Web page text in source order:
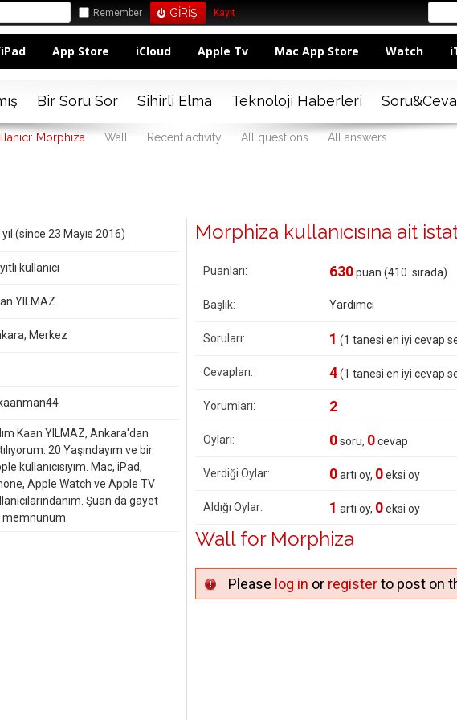
Remember Kayıt
App Store iCloud Apple Tv Mac App Store Watch
Bir Soru Sor Sihirli Elma Teknoloji Haberleri
Morphiza Wall Recent activity All questions All answers
yıl (since 23 Mayıs 2016)
kullanıcı
YILMAZ
Merkez
Kaan YILMAZ, Ankara'dan
20 Yaşındayım ve bir
kullanıcısıyım. Mac, iPad,
Apple Watch ve Apple TV
Şuan da gayet
memnunum.
Morphiza kullanıcısına ait
Puanları: 630puan (410 . sırada)
Başlık: Yardımcı
Soruları: 1 (1 tanesi en iyi cevap
Cevapları: 4(1 tanesi en iyi cevap
Yorumları: 2
Oyları: 0soru, 0cevap
Verdiği Oylar: 0artı oy, 0eksi oy
Aldığı Oylar: 1 artı oy, 0eksi oy
Wall for Morphiza
Please log in or registerto post on